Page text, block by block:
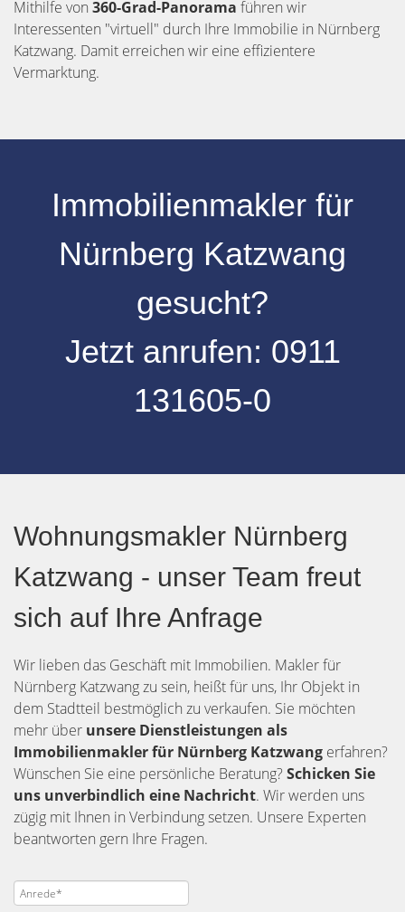
Mithilfe von 360-Grad-Panorama führen wir
Interessenten "virtuell" durch Ihre Immobilie in Nürnberg
Katzwang. Damit erreichen wir eine effizientere
Vermarktung.
Immobilienmakler für
Nürnberg Katzwang
gesucht?
Jetzt anrufen: 0911
131605-0
Wohnungsmakler Nürnberg
Katzwang - unser Team freut
sich auf Ihre Anfrage
Wir lieben das Geschäft mit Immobilien. Makler für
Nürnberg Katzwang zu sein, heißt für uns, Ihr Objekt in
dem Stadtteil bestmöglich zu verkaufen. Sie möchten
mehr über unsere Dienstleistungen als
Immobilienmakler für Nürnberg Katzwang erfahren?
Wünschen Sie eine persönliche Beratung? Schicken Sie
uns unverbindlich eine Nachricht. Wir werden uns
zügig mit Ihnen in Verbindung setzen. Unsere Experten
beantworten gern Ihre Fragen.